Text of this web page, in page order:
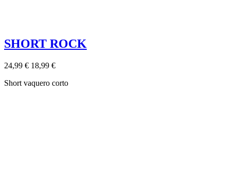
SHORT ROCK
24,99 € 18,99 €
Short vaquero corto